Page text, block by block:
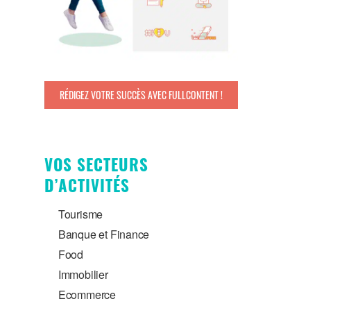
RÉDIGEZ VOTRE SUCCÈS AVEC FULLCONTENT !
VOS SECTEURS
D’ACTIVITÉS
Tourisme
Banque et Finance
Food
Immobilier
Ecommerce